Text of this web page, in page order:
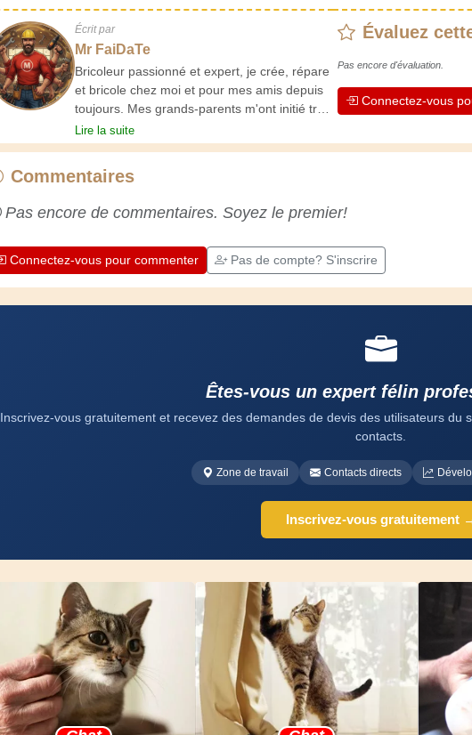
Écrit par
Mr FaiDaTe
Bricoleur passionné et expert, je crée, répare
et bricole chez moi et pour mes amis depuis
toujours. Mes grands-parents m'ont initié très
jeune, et depuis, j'ai acquis une riche
expérience. L'expérience est essentielle ! Elle
apprécier le dévouement des artisans
chaque jour est une occasion de progresser.
Lire la suite
Évaluez
Pas encore d'évaluation.
Connectez-vous
Commentaires
Pas encore de commentaires. Soyez le premier!
Connectez-vous pour commenter Pas de compte? S'inscrire
Êtes-vous un expert félin
Inscrivez-vous gratuitement et recevez des demandes de devis des utilisateurs
contacts.
Zone de travail Contacts directs
Inscrivez-vous gratuitement